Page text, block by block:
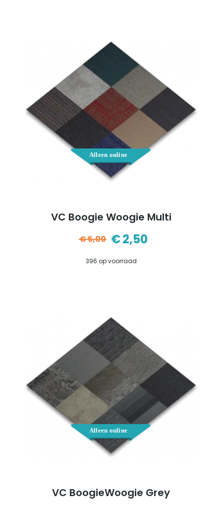
VC Boogie Woogie Multi
€5,00
Oorspronkelijke
prijs
€2,50
Huidige
prijs
396 op voorraad
VC BoogieWoogie Grey